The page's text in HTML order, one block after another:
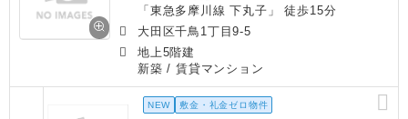
「東急多摩川線 下丸子」 徒歩15分
大田区千鳥1丁目9-5
地上5階建
新築 / 賃貸マンション
NEW 敷金・礼金ゼロ物件